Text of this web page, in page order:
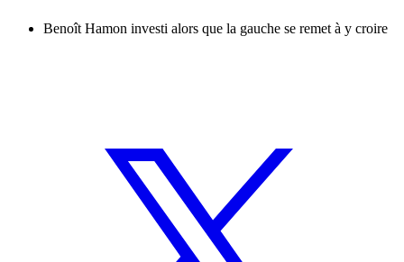
Benoît Hamon investi alors que la gauche se remet à y croire